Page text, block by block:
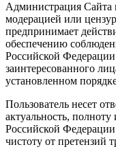
Администрация Сайта
модерацией или
предпринимает
обеспечению
Российской
заинтересованного
установленном
Пользователь несет
актуальность, полноту
Российской
чистоту от претензий